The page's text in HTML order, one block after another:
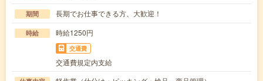
期間 長期でお仕事できる方、大歓迎！
時給 時給1250円
交通費
交通費規定内支給